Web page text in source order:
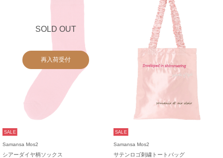
SOLD OUT
再入荷受付
SALE
Samansa Mos2
シアーダイヤ柄ソックス
SALE
Samansa Mos2
サテンロゴ刺繍トートバッグ